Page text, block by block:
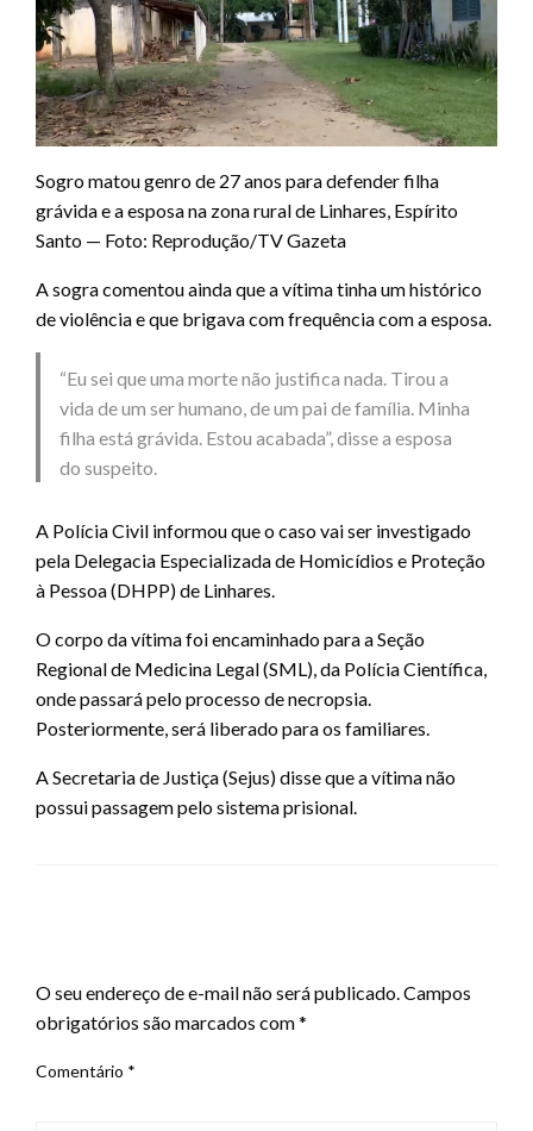
Sogro matou genro de 27 anos para defender filha
grávida e a esposa na zona rural de Linhares, Espírito
Santo — Foto: Reprodução/TV Gazeta
A sogra comentou ainda que a vítima tinha um histórico
de violência e que brigava com frequência com a esposa.
“Eu sei que uma morte não justifica nada. Tirou a
vida de um ser humano, de um pai de família. Minha
filha está grávida. Estou acabada”, disse a esposa
do suspeito.
A Polícia Civil informou que o caso vai ser investigado
pela Delegacia Especializada de Homicídios e Proteção
à Pessoa (DHPP) de Linhares.
O corpo da vítima foi encaminhado para a Seção
Regional de Medicina Legal (SML), da Polícia Científica,
onde passará pelo processo de necropsia.
Posteriormente, será liberado para os familiares.
A Secretaria de Justiça (Sejus) disse que a vítima não
possui passagem pelo sistema prisional.
O seu endereço de e-mail não será publicado.Campos
obrigatórios são marcados com*
Comentário *